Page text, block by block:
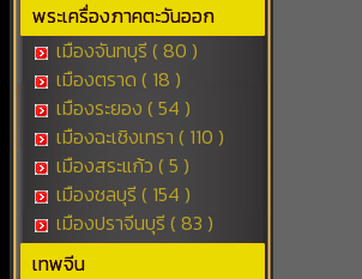
พระเครื่องภาคตะวันออก
เมืองจันทบุรี ( 80 )
เมืองตราด ( 18 )
เมืองระยอง ( 54 )
เมืองฉะเชิงเทรา ( 110 )
เมืองสระแก้ว ( 5 )
เมืองชลบุรี ( 154 )
เมืองปราจีนบุรี ( 83 )
เทพจีน